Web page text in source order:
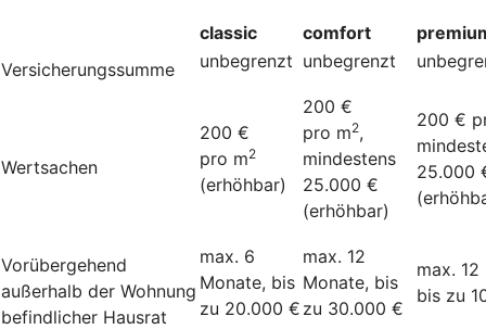
classic comfort
Versicherungssumme
unbegrenzt unbegrenzt
Wertsachen
200 €
pro m2
(erhöhbar)
200 €
pro m2,
mindestens
25.000 €
(erhöhbar)
200 €
25.000
Vorübergehend
außerhalb der Wohnung
befindlicher Hausrat
max. 6
Monate, bis
zu 20.000 €
max. 12
Monate, bis
zu 30.000 €
max.
bis zu